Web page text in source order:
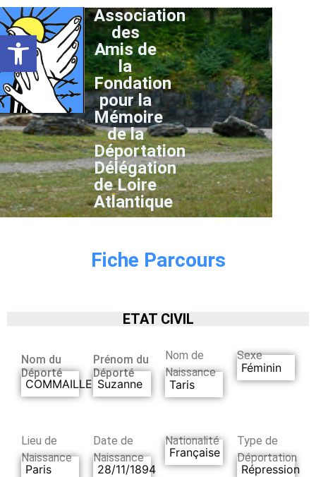
Ouvrir la barre d’outils
Association
des
Amis de
la
Fondation
pour la
Mémoire
de la
Déportation
Délégation
de Loire
Atlantique
Fiche Parcours
ETAT CIVIL
Nom du
Déporté
COMMAILLE
Prénom du
Déporté
Suzanne
Nom de
Naissance
Taris
Sexe
Féminin
Lieu de
Naissance
Paris
Date de
Naissance
28/11/1894
Nationalité
Française
Type de
Déportation
Répression